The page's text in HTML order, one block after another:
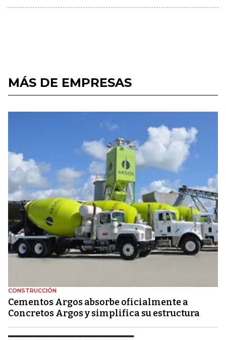
MÁS DE EMPRESAS
CONSTRUCCIÓN
Cementos Argos absorbe oficialmente a
Concretos Argos y simplifica su estructura